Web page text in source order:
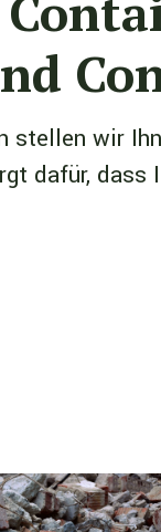
stellen wir
dafür,